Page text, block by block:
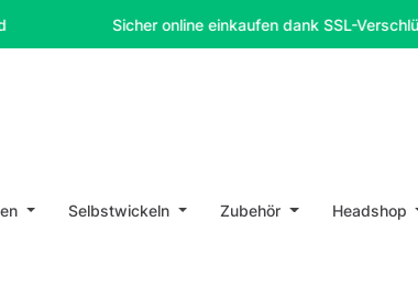
Sicher online einkaufen dank SSL-Verschlüsselung
Selbstwickeln Zubehör Headshop